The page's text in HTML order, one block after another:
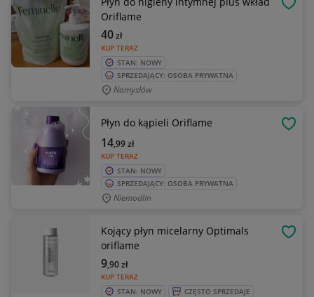
Oriflame
KUP TERAZ
40zł
STAN: NOWY
SPRZEDAJĄCY: OSOBA PRYWATNA
Namysłów
Płyn do kąpieli Oriflame
KUP TERAZ
14,99zł
STAN: NOWY
SPRZEDAJĄCY: OSOBA PRYWATNA
Niemodlin
Kojący płyn micelarny Optimals
oriflame
KUP TERAZ
9,90zł
STAN: NOWY
CZĘSTO SPRZEDAJE